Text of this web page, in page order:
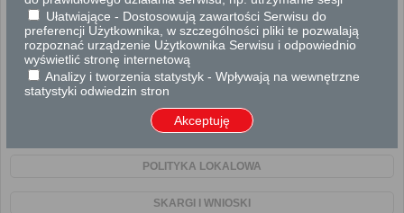
KONSERWACJA ZABYTKÓW
OCHRONA ŚRODOWISKA
PODATKI I OPŁATY LOKALNE
POLITYKA LOKALOWA
SKARGI I WNIOSKI
Ułatwiające - Dostosowują zawartości Serwisu do
preferencji Użytkownika, w szczególności pliki te pozwalają
rozpoznać urządzenie Użytkownika Serwisu i odpowiednio
wyświetlić stronę internetową
Analizy i tworzenia statystyk - Wpływają na wewnętrzne
statystyki odwiedzin stron
Akceptuję